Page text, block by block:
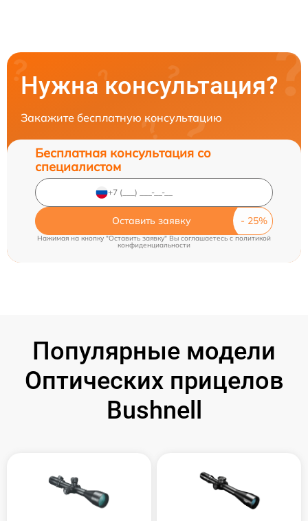
Нужна консультация?
Закажите бесплатную консультацию
Бесплатная консультация со
специалистом
Оставить заявку
Нажимая на кнопку "Оставить заявку" Вы соглашаетесь cполитикой
конфиденциальности
Популярные модели
Оптических прицелов
Bushnell